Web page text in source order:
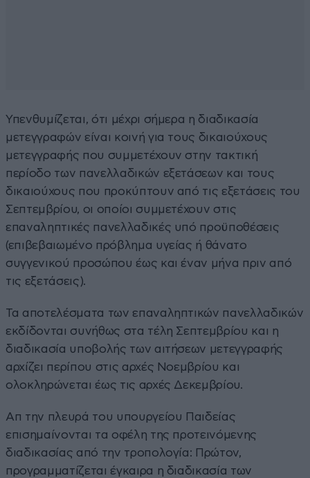
Υπενθυμίζεται, ότι μέχρι σήμερα η διαδικασία
μετεγγραφών είναι κοινή για τους δικαιούχους
μετεγγραφής που συμμετέχουν στην τακτική
περίοδο των πανελλαδικών εξετάσεων και τους
δικαιούχους που προκύπτουν από τις εξετάσεις του
Σεπτεμβρίου, οι οποίοι συμμετέχουν στις
επαναληπτικές πανελλαδικές υπό προϋποθέσεις
(επιβεβαιωμένο πρόβλημα υγείας ή θάνατο
συγγενικού προσώπου έως και έναν μήνα πριν από
τις εξετάσεις).
Τα αποτελέσματα των επαναληπτικών πανελλαδικών
εκδίδονται συνήθως στα τέλη Σεπτεμβρίου και η
διαδικασία υποβολής των αιτήσεων μετεγγραφής
αρχίζει περίπου στις αρχές Νοεμβρίου και
ολοκληρώνεται έως τις αρχές Δεκεμβρίου.
Απ την πλευρά του υπουργείου Παιδείας
επισημαίνονται τα οφέλη της προτεινόμενης
διαδικασίας από την τροπολογία: Πρώτον,
προγραμματίζεται έγκαιρα η διαδικασία των